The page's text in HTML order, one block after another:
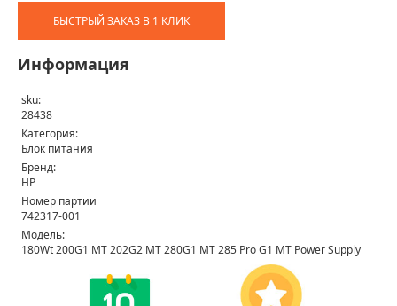
БЫСТРЫЙ ЗАКАЗ В 1 КЛИК
Информация
sku:
28438
Категория:
Блок питания
Бренд:
HP
Номер партии
742317-001
Модель:
180Wt 200G1 MT 202G2 MT 280G1 MT 285 Pro G1 MT Power Supply